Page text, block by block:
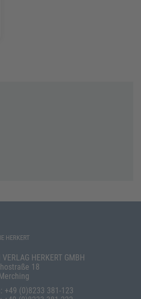
HERKERT
VERLAG HERKERT GMBH
18
+49 (0)8233 381-123